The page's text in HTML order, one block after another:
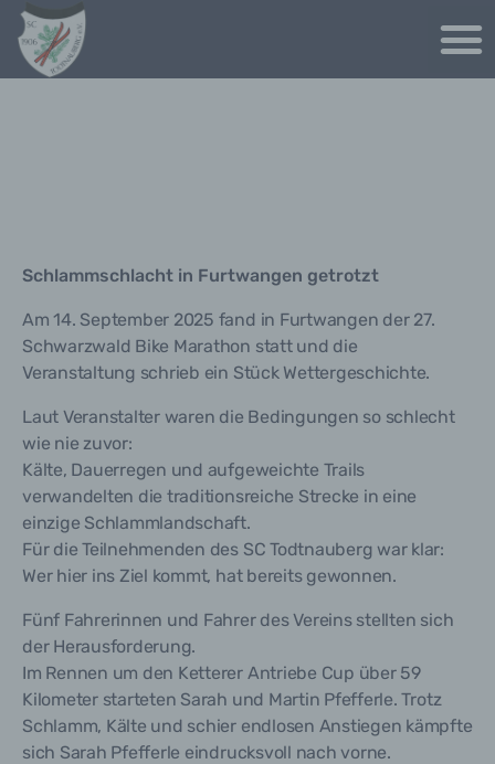
Schlammschlacht in Furtwangen getrotzt
Am 14. September 2025 fand in Furtwangen der 27.
Schwarzwald Bike Marathon statt und die
Veranstaltung schrieb ein Stück Wettergeschichte.
Laut Veranstalter waren die Bedingungen so schlecht
wie nie zuvor:
Kälte, Dauerregen und aufgeweichte Trails
verwandelten die traditionsreiche Strecke in eine
einzige Schlammlandschaft.
Für die Teilnehmenden des SC Todtnauberg war klar:
Wer hier ins Ziel kommt, hat bereits gewonnen.
Fünf Fahrerinnen und Fahrer des Vereins stellten sich
der Herausforderung.
Im Rennen um den Ketterer Antriebe Cup über 59
Kilometer starteten Sarah und Martin Pfefferle. Trotz
Schlamm, Kälte und schier endlosen Anstiegen kämpfte
sich Sarah Pfefferle eindrucksvoll nach vorne.